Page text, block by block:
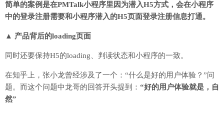
简单的案例是在PMTalk小程序里因为潜入H5方式，会在小程序
中的登录注册需要和小程序潜入的H5页面登录注册信息打通。
▲ 产品背后的loading页面
同时还要保持H5的loading、判读状态和小程序的一致。
在知乎上，张小龙曾经涉及了一个：“什么是好的用户体验？”问
题。而这个问题中龙哥的回答开头提到： “好的用户体验就是，自
然”